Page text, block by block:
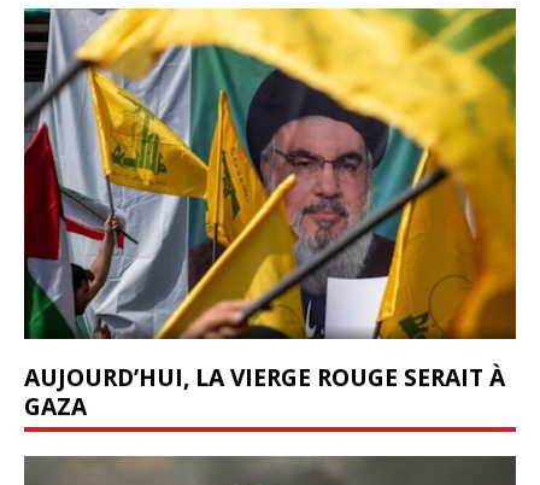
AUJOURD’HUI, LA VIERGE ROUGE SERAIT À
GAZA